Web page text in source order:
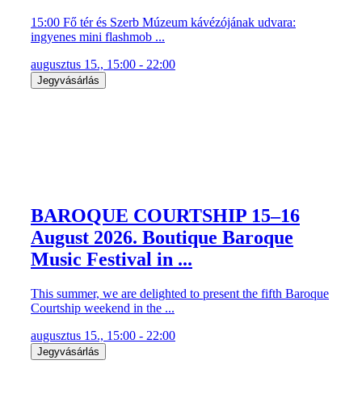
15:00 Fő tér és Szerb Múzeum kávézójának udvara:
ingyenes mini flashmob ...
augusztus 15., 15:00 - 22:00
Jegyvásárlás
BAROQUE COURTSHIP 15–16
August 2026. Boutique Baroque
Music Festival in ...
This summer, we are delighted to present the fifth Baroque
Courtship weekend in the ...
augusztus 15., 15:00 - 22:00
Jegyvásárlás